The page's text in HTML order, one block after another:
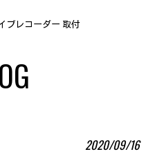
ブレコーダー 取付
2020/09/16